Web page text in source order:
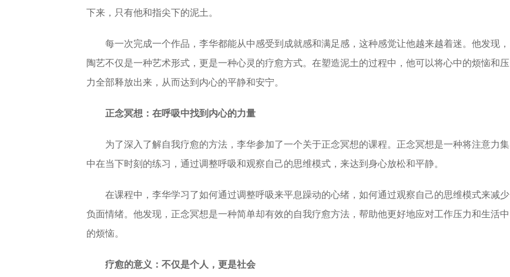
下来，只有他和指尖下的泥土。
每一次完成一个作品，李华都能从中感受到成就感和满足感，这种感觉让他越来越着迷。他发现，
陶艺不仅是一种艺术形式，更是一种心灵的疗愈方式。在塑造泥土的过程中，他可以将心中的烦恼和压
力全部释放出来，从而达到内心的平静和安宁。
正念冥想：在呼吸中找到内心的力量
为了深入了解自我疗愈的方法，李华参加了一个关于正念冥想的课程。正念冥想是一种将注意力集
中在当下时刻的练习，通过调整呼吸和观察自己的思维模式，来达到身心放松和平静。
在课程中，李华学习了如何通过调整呼吸来平息躁动的心绪，如何通过观察自己的思维模式来减少
负面情绪。他发现，正念冥想是一种简单却有效的自我疗愈方法，帮助他更好地应对工作压力和生活中
的烦恼。
疗愈的意义：不仅是个人，更是社会